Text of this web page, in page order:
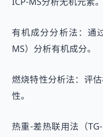
有机成分分析法：通
MS）分析有机成分。
燃烧特性分析法：评
性。
热重-差热联用法（